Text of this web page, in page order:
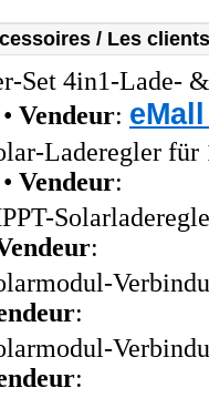
/ Les
Set 4in1-Lade-
Vendeur:
Laderegler für
Vendeur:
:
:
: